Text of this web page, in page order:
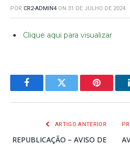
POR CR2-ADMIN4 ON 31 DE JULHO DE 2024
Clique aqui para visualizar
FacebookTwitter Pinterest
ARTIGO ANTERIOR
REPUBLICAÇÃO – AVISO DE